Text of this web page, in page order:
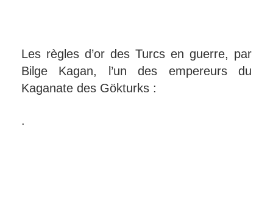
Les règles d’or des Turcs en guerre, par
Bilge Kagan, l’un des empereurs du
Kaganate des Gökturks :
.